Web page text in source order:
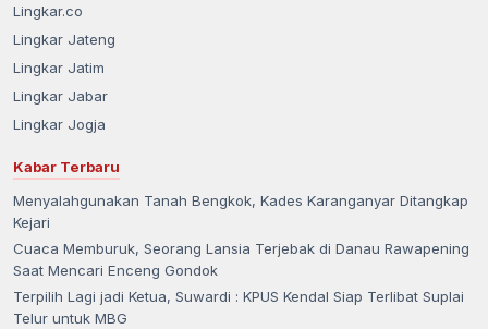
Lingkar.co
Lingkar Jateng
Lingkar Jatim
Lingkar Jabar
Lingkar Jogja
Kabar Terbaru
Menyalahgunakan Tanah Bengkok, Kades Karanganyar Ditangkap
Kejari
Cuaca Memburuk, Seorang Lansia Terjebak di Danau Rawapening
Saat Mencari Enceng Gondok
Terpilih Lagi jadi Ketua, Suwardi : KPUS Kendal Siap Terlibat Suplai
Telur untuk MBG